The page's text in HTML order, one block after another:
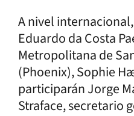
A nivel
Eduardo da Costa
Metropolitana de
(Phoenix), Sophie
participarán Jorge
Straface, secretario